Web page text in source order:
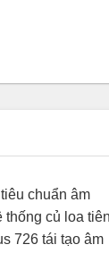
chuẩn âm
thống củ loa tiên
726 tái tạo âm